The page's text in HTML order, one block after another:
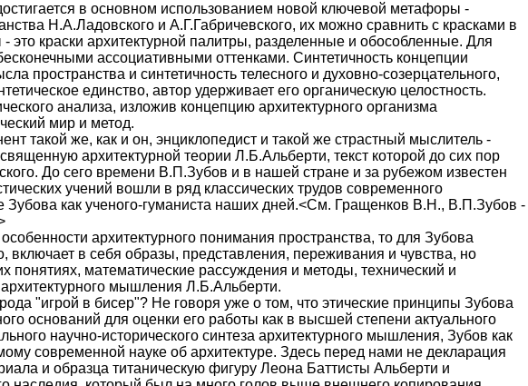
в основном использованием новой ключевой метафоры -
Н.А.Ладовского и А.Г.Габричевского, их можно сравнить с красками в
краски архитектурной палитры, разделенные и обособленные. Для
ассоциативными оттенками. Синтетичность концепции
пространства и синтетичность телесного и духовно-созерцательного,
единство, автор удерживает его органическую целостность.
анализа, изложив концепцию архитектурного организма
мир и метод.
такой же, как и он, энциклопедист и такой же страстный мыслитель -
архитектурной теории Л.Б.Альберти, текст которой до сих пор
До сего времени В.П.Зубов и в нашей стране и за рубежом известен
учений вошли в ряд классических трудов современного
как ученого-гуманиста наших дней.<См. Гращенков В.Н., В.П.Зубов -
архитектурного понимания пространства, то для Зубова
в себя образы, представления, переживания и чувства, но
математические рассуждения и методы, технический и
мышления Л.Б.Альберти.
"игрой в бисер"? Не говоря уже о том, что этические принципы Зубова
оснований для оценки его работы как в высшей степени актуального
научно-исторического синтеза архитектурного мышления, Зубов как
современной науке об архитектуре. Здесь перед нами не декларация
и образца титаническую фигуру Леона Баттисты Альберти и